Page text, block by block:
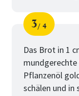
Schritt
3
von
4
Das Brot in 1
mundgerechte
Pflanzenöl
schälen und in